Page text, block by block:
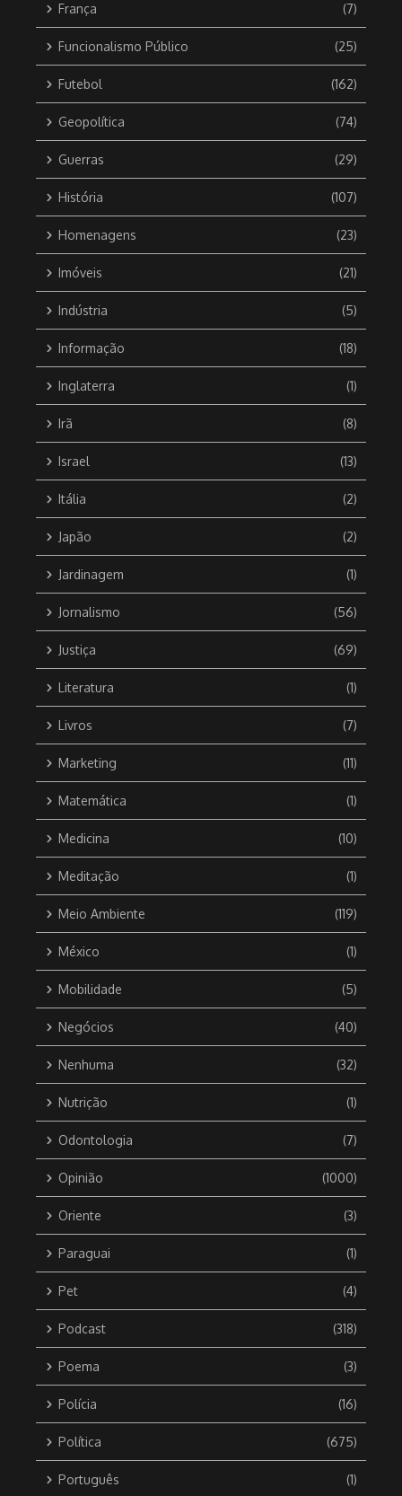
França (7)
Funcionalismo Público (25)
Futebol (162)
Geopolítica (74)
Guerras (29)
História (107)
Homenagens (23)
Imóveis (21)
Indústria (5)
Informação (18)
Inglaterra (1)
Irã (8)
Israel (13)
Itália (2)
Japão (2)
Jardinagem (1)
Jornalismo (56)
Justiça (69)
Literatura (1)
Livros (7)
Marketing (11)
Matemática (1)
Medicina (10)
Meditação (1)
Meio Ambiente (119)
México (1)
Mobilidade (5)
Negócios (40)
Nenhuma (32)
Nutrição (1)
Odontologia (7)
Opinião (1000)
Oriente (3)
Paraguai (1)
Pet (4)
Podcast (318)
Poema (3)
Polícia (16)
Política (675)
Português (1)